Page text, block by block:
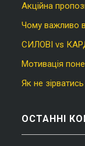
Акційна
Чому важливо
СИЛОВІ vs
Мотивація
Як не
ОСТАННІ